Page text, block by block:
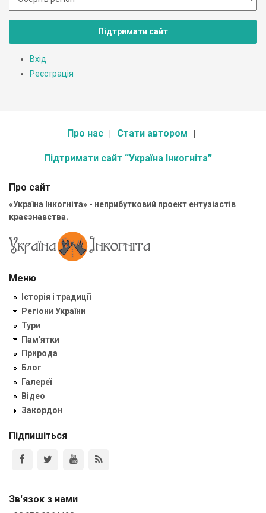
Підтримати сайт
Вхід
Реєстрація
Про нас Стати автором
Підтримати сайт “Україна Інкогніта”
Про сайт
«Україна Інкогніта» - неприбутковий проект ентузіастів
краєзнавства.
Меню
Історія і традиції
Регіони України
Тури
Пам'ятки
Природа
Блог
Галереї
Відео
Закордон
Підпишіться
Зв'язок з нами